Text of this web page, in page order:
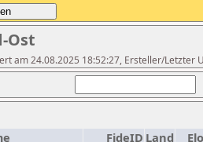
Ost
am 24.08.2025 18:52:27, Ersteller/Letzter
FideID Land
Elo